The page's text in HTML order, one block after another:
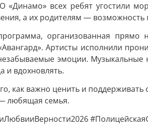
всех ребят угостили
а их родителям —
организованная
Артисты исполнили
эмоции.
и вдохновлять.
как важно ценить и
любящая семья.